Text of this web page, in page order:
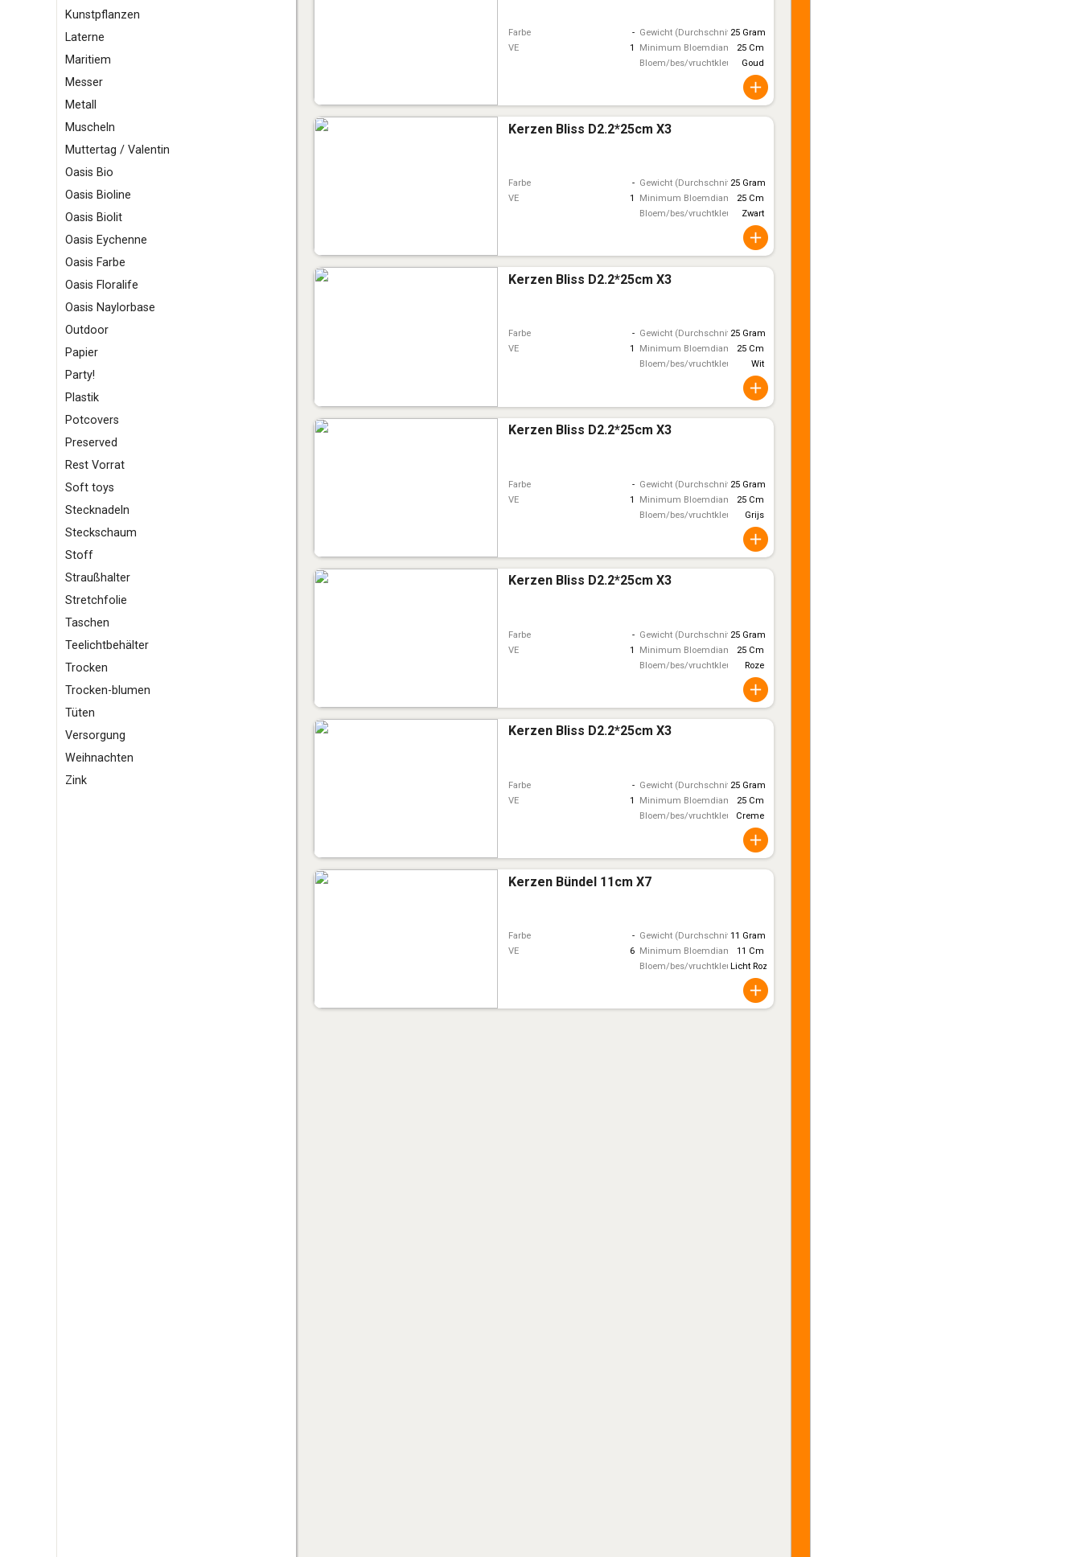
Kunstpflanzen
Laterne
Maritiem
Messer
Metall
Muscheln
Muttertag / Valentin
Oasis Bio
Oasis Bioline
Oasis Biolit
Oasis Eychenne
Oasis Farbe
Oasis Floralife
Oasis Naylorbase
Outdoor
Papier
Party!
Plastik
Potcovers
Preserved
Rest Vorrat
Soft toys
Stecknadeln
Steckschaum
Stoff
Straußhalter
Stretchfolie
Taschen
Teelichtbehälter
Trocken
Trocken-blumen
Tüten
Versorgung
Weihnachten
Zink
Farbe - Gewicht (Durchschnitt)25 Gram
VE
1 Minimum Bloemdiameter25 Cm
Bloem/bes/vruchtkleur
Goud
Kerzen Bliss D2.2*25cm X3
Farbe - Gewicht (Durchschnitt)25 Gram
VE
1 Minimum Bloemdiameter25 Cm
Bloem/bes/vruchtkleur
Zwart
Kerzen Bliss D2.2*25cm X3
Farbe - Gewicht (Durchschnitt)25 Gram
VE
1 Minimum Bloemdiameter25 Cm
Bloem/bes/vruchtkleur
Wit
Kerzen Bliss D2.2*25cm X3
Farbe - Gewicht (Durchschnitt)25 Gram
VE
1 Minimum Bloemdiameter25 Cm
Bloem/bes/vruchtkleur
Grijs
Kerzen Bliss D2.2*25cm X3
Farbe - Gewicht (Durchschnitt)25 Gram
VE
1 Minimum Bloemdiameter25 Cm
Bloem/bes/vruchtkleur
Roze
Kerzen Bliss D2.2*25cm X3
Farbe - Gewicht (Durchschnitt)25 Gram
VE
1 Minimum Bloemdiameter25 Cm
Bloem/bes/vruchtkleur
Creme
Kerzen Bündel 11cm X7
Farbe - Gewicht (Durchschnitt)11 Gram
VE
6 Minimum Bloemdiameter11 Cm
Bloem/bes/vruchtkleurLicht Roze